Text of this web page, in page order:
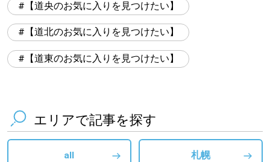
【道央のお気に入りを見つけたい】
【道北のお気に入りを見つけたい】
【道東のお気に入りを見つけたい】
エリアで記事を探す
all 札幌